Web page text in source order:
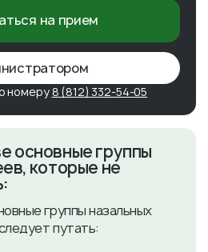
на прием
номеру 8 (812) 332-54-05
основные группы
которые не
группы назальных
путать: